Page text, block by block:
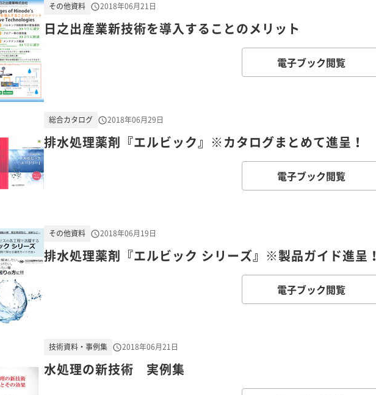
日之出産業新技術を導入することのメリット
その他資料 2018年06月21日
電子ブック閲覧
排水処理薬剤『エルビック』※カタログまとめて進呈！
総合カタログ 2018年06月29日
電子ブック閲覧
排水処理薬剤『エルビック シリーズ』※製品ガイド進呈！
その他資料 2018年06月19日
電子ブック閲覧
水処理の新技術 実例集
技術資料・事例集 2018年06月21日